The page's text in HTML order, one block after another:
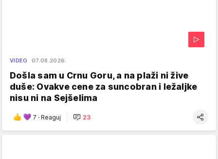
VIDEO 07.08.2026.
Došla sam u Crnu Goru, a na plaži ni žive
duše: Ovakve cene za suncobran i ležaljke
nisu ni na Sejšelima
7 · Reaguj 23